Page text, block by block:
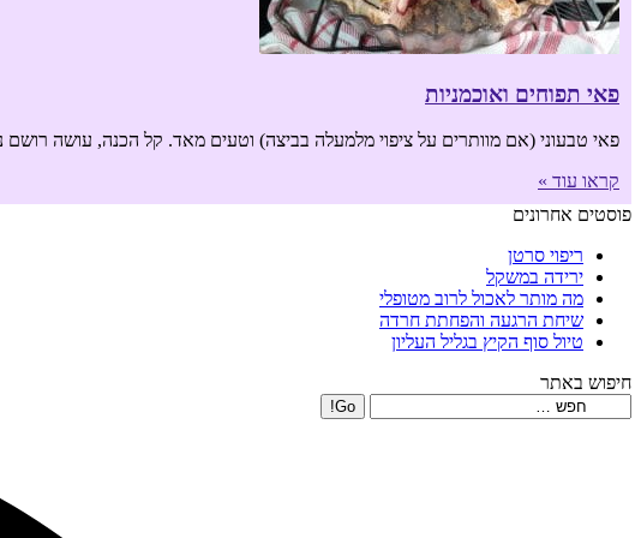
פאי תפוחים ואוכמניות
פאי טבעוני (אם מוותרים על ציפוי מלמעלה בביצה) וטעים מאד. קל הכנה, עושה
קראו עוד »
פוסטים אחרונים
ריפוי סרטן
ירידה במשקל
מה מותר לאכול לרוב מטופלי
שיחת הרגעה והפחתת חרדה
טיול סוף הקיץ בגליל העליון
חיפוש באתר
Search: